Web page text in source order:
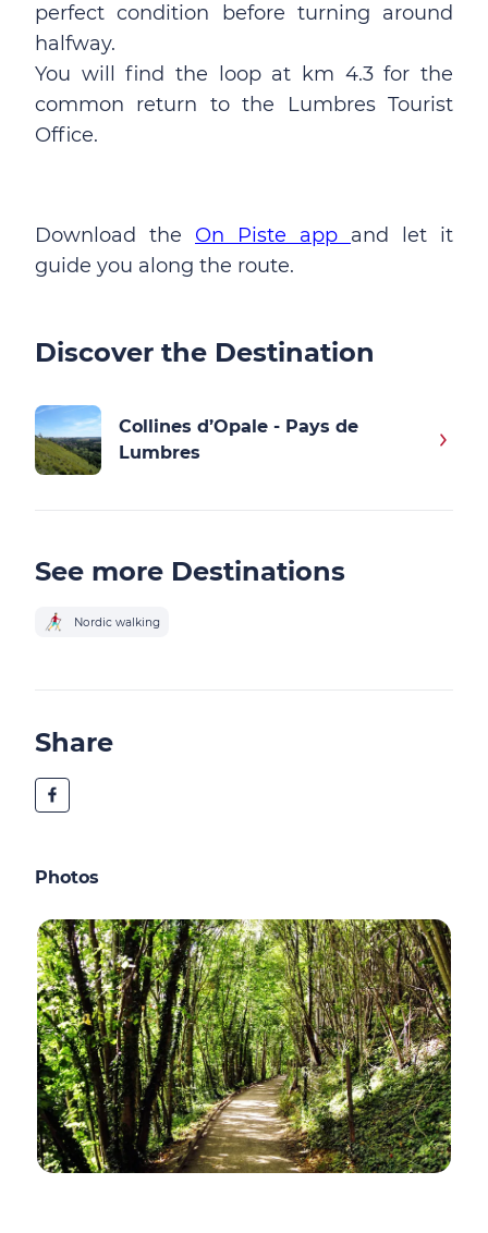
perfect condition before turning around
halfway.
You will find the loop at km 4.3 for the
common return to the Lumbres Tourist
Office.
Download the On Piste app and let it
guide you along the route.
Discover the Destination
Collines d’Opale - Pays de
Lumbres
See more Destinations
Nordic walking
Share
Photos